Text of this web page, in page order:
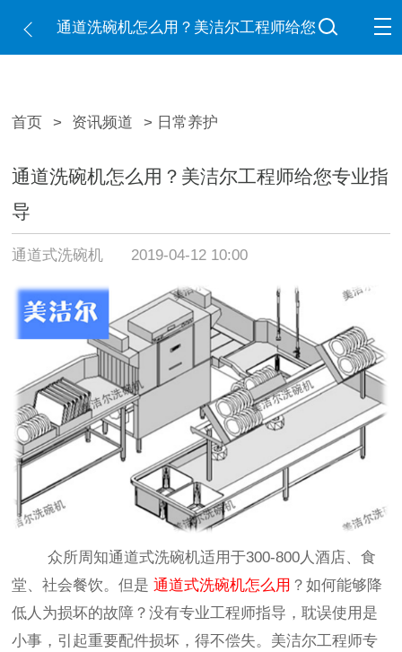
通道洗碗机怎么用？美洁尔工程师给您
首页 > 资讯频道 > 日常养护
通道洗碗机怎么用？美洁尔工程师给您专业指
导
通道式洗碗机 2019-04-12 10:00
众所周知通道式洗碗机适用于300-800人酒店、食
堂、社会餐饮。但是通道式洗碗机怎么用 ？如何能够降
低人为损坏的故障？没有专业工程师指导，耽误使用是
小事，引起重要配件损坏，得不偿失。美洁尔工程师专